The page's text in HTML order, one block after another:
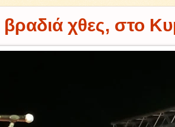
βραδιά χθες, στο